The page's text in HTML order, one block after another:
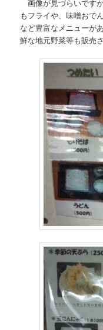
画像が見づらいです
もフライや、味噌おで
など豊富なメニューが
鮮な地元野菜等も販売